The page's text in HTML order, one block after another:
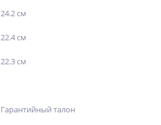
24.2 см
22.4 см
22.3 см
Гарантийный талон